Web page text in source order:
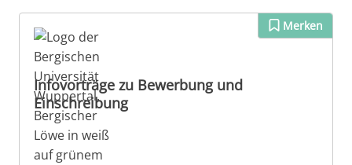
Merken
Infovorträge zu Bewerbung und
Einschreibung